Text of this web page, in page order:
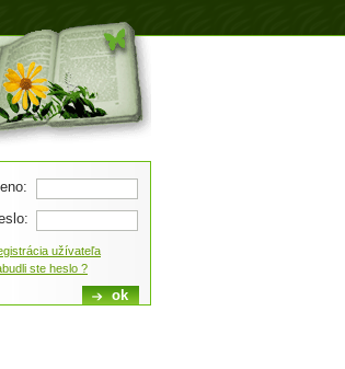
užívateľa
ste heslo ?